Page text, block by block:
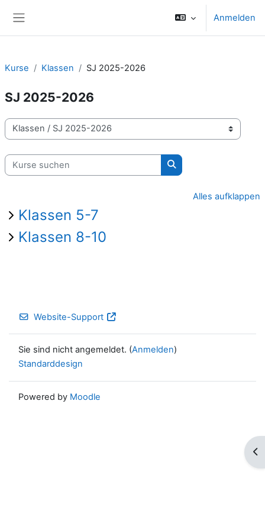
Anmelden
Kurse Klassen SJ 2025-2026
SJ 2025-2026
Kursbereiche
Kurse suchen
Kurse suchen
Alles aufklappen
Klassen 5-7
Klassen 8-10
Website-Support
Sie sind nicht angemeldet. (Anmelden)
Standarddesign
Powered by Moodle